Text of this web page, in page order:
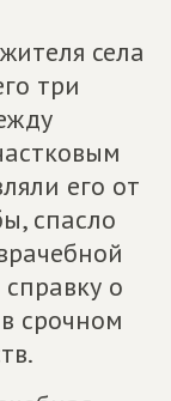
села
три
его от
спасло
о
срочном